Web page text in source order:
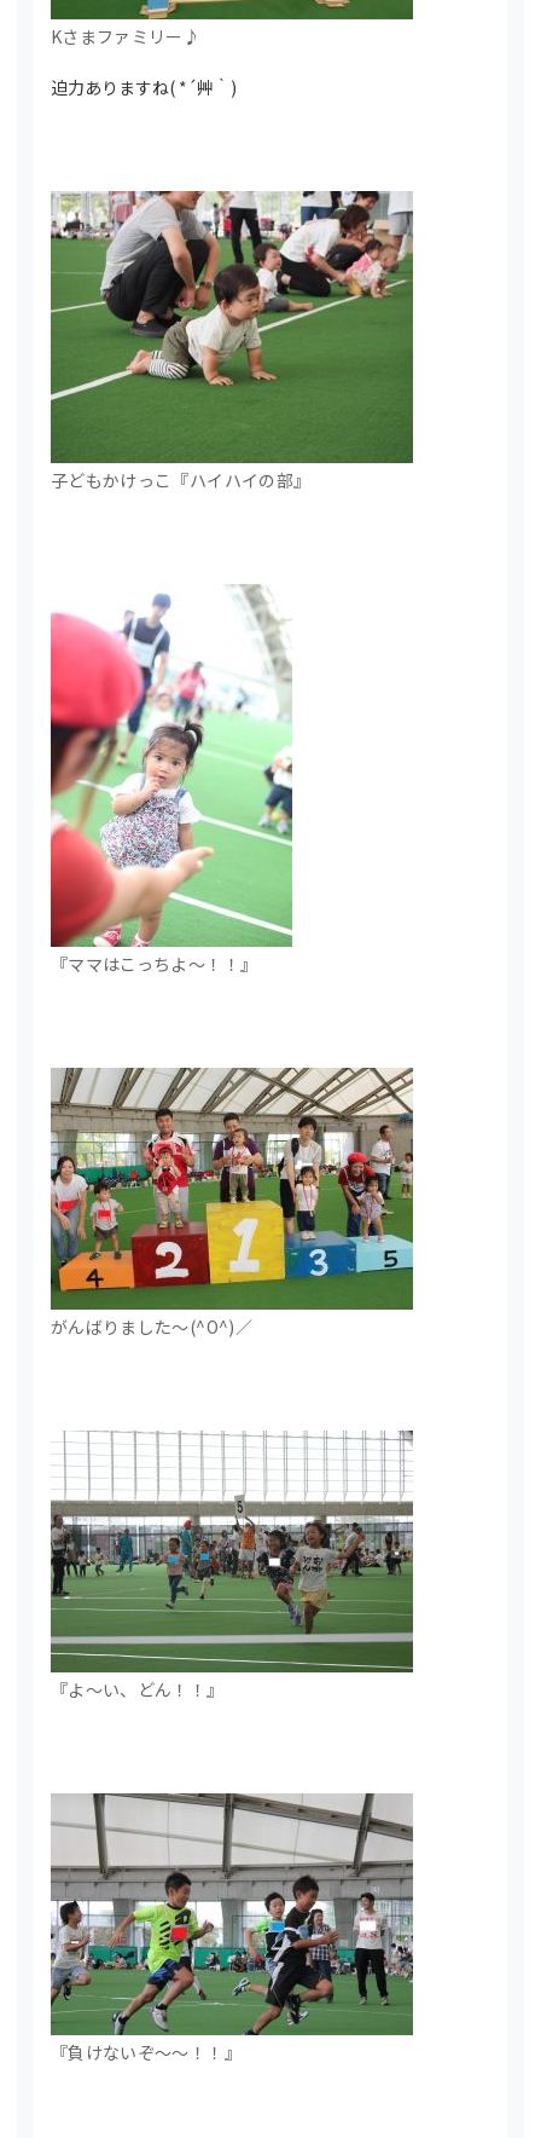
Kさまファミリー♪
迫力ありますね( *´艸｀)
子どもかけっこ『ハイハイの部』
『ママはこっちよ～！！』
がんばりました～(^O^)／
『よ～い、どん！！』
『負けないぞ～～！！』